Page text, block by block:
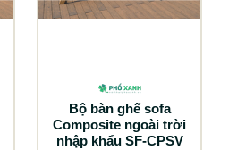
Bộ bàn ghế sofa
Composite ngoài trời
nhập khẩu SF-CPSV